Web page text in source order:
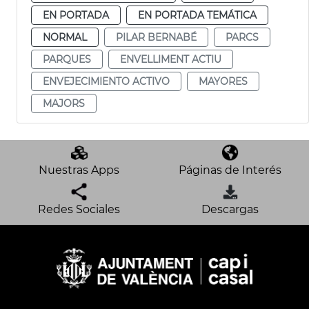
EN PORTADA
EN PORTADA TEMÁTICA
NORMAL
PILAR BERNABÉ
PARCS
PARQUES
ENVELLIMENT ACTIU
ENVEJECIMIENTO ACTIVO
MAYORES
MAJORS
Nuestras Apps Páginas de Interés
Redes Sociales Descargas